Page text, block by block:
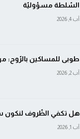
السّلطة مسؤوليّة
آب 4, 2026
طوبى للمساكين بالرّوح:
آب 2, 2026
هل تكفي الظّروف لنكون
آب 1, 2026